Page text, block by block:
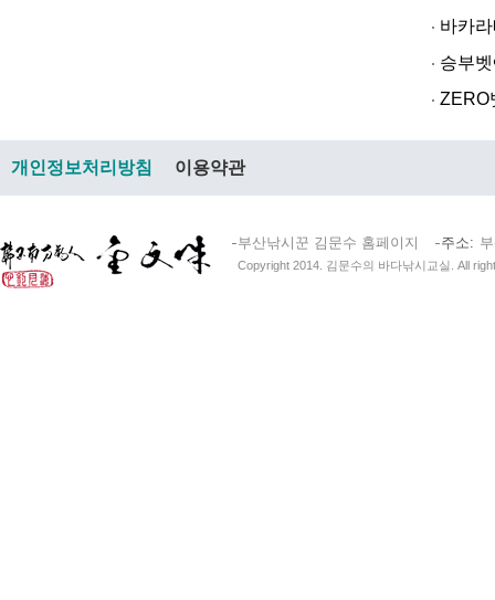
바­카라배­
승­부벳❤️
ZERO벳
개인정보처리방침 이용약관
부산낚시꾼 김문수 홈페이지 주소
Copyright 2014. 김문수의 바다낚시교실. All